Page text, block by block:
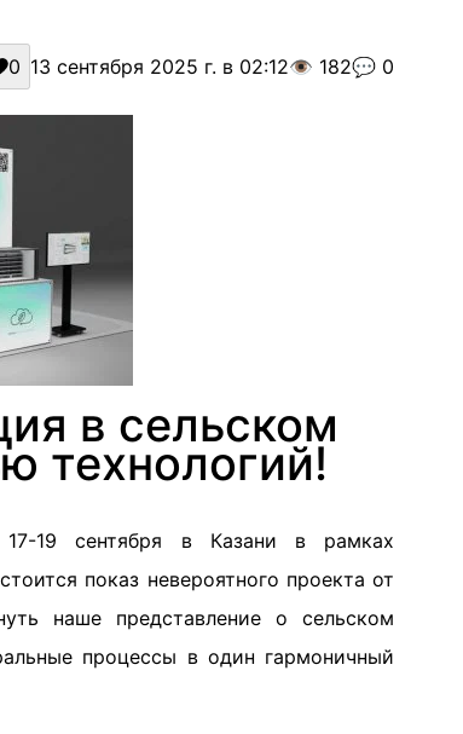
0 13 сентября 2025 г. в 02:12👁️ 182💬 0
в сельском
технологий!
19 сентября в Казани в рамках
показ невероятного проекта от
наше представление о сельском
процессы в один гармоничный